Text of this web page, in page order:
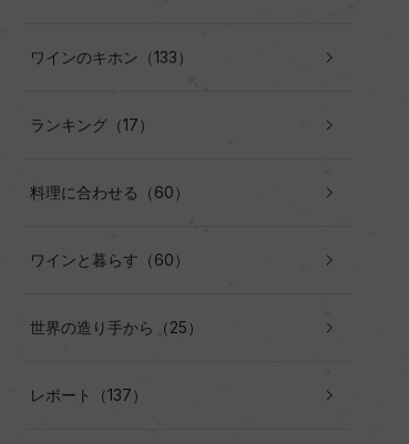
ワインのキホン（133）
ランキング（17）
料理に合わせる（60）
ワインと暮らす（60）
世界の造り手から（25）
レポート（137）